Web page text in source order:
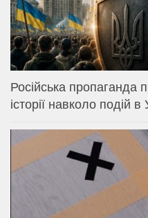
Російська пропаганда
історії навколо подій в